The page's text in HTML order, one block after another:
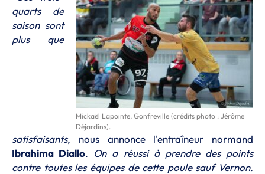
Mickaël Lapointe, Gonfreville (crédits photo : Jérôme
Déjardins).
quarts de
saison sont
plus que
satisfaisants, nous annonce l'entraîneur normand
Ibrahima Diallo. On a réussi à prendre des points
contre toutes les équipes de cette poule sauf Vernon.